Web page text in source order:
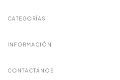
CATEGORÍAS
INFORMACIÓN
CONTACTÁNOS